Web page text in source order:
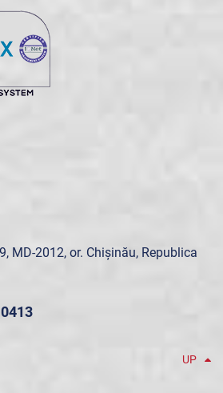
MD-2012, or. Chișinău, Republica
UP